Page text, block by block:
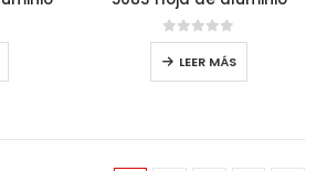
0de 5
LEER MÁS